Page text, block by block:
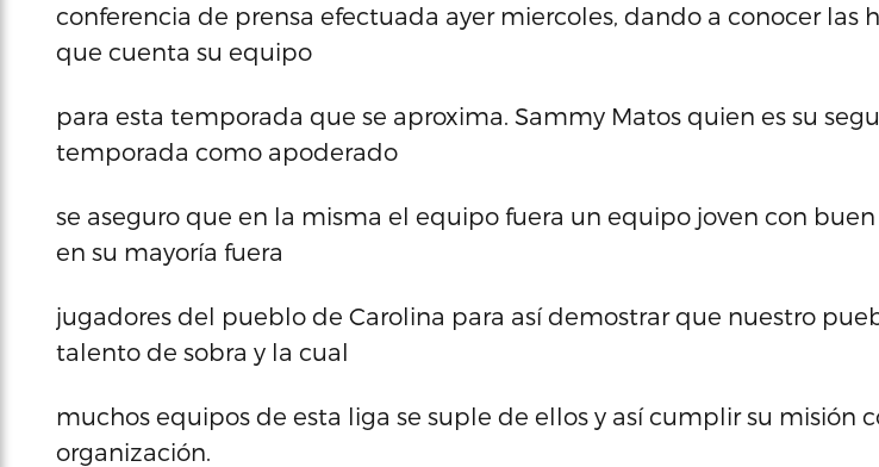
conferencia de prensa efectuada ayer miercoles, dando a conocer las
que cuenta su equipo
para esta temporada que se aproxima. Sammy Matos quien es su
temporada como apoderado
se aseguro que en la misma el equipo fuera un equipo joven con
en su mayoría fuera
jugadores del pueblo de Carolina para así demostrar que nuestro
talento de sobra y la cual
muchos equipos de esta liga se suple de ellos y así cumplir su misión
organización.